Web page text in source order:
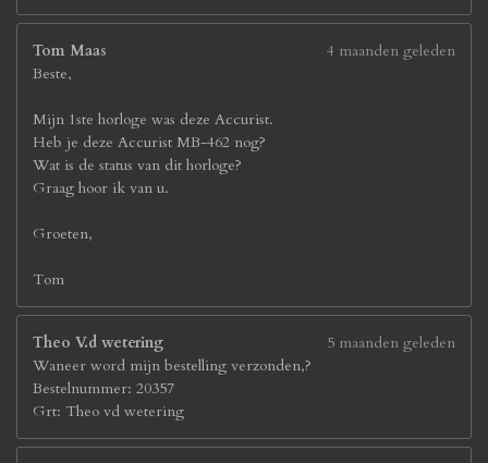
Tom Maas
4 maanden geleden
Beste,
Mijn 1ste horloge was deze Accurist.
Heb je deze Accurist MB-462 nog?
Wat is de status van dit horloge?
Graag hoor ik van u.
Groeten,
Tom
Theo V.d wetering
5 maanden geleden
Waneer word mijn bestelling verzonden,?
Bestelnummer: 20357
Grt: Theo vd wetering